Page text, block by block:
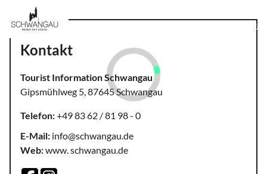
MENÜ
Kontakt
Tourist Information Schwangau
Gipsmühlweg 5, 87645 Schwangau
Telefon:+49 83 62 / 81 98 - 0
E-Mail: info@schwangau.de
Web:www. schwangau.de